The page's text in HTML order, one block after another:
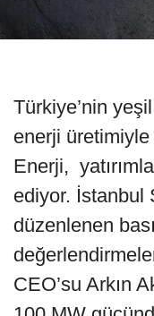
Türkiye’nin
enerji
Enerji,
ediyor. İstanbul
düzenlenen
CEO’su Arkın